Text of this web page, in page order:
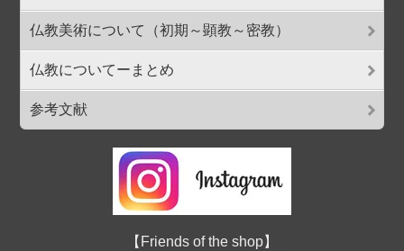
仏教美術について（初期～顕教～密教）
仏教についてーまとめ
参考文献
【Friends of the shop】